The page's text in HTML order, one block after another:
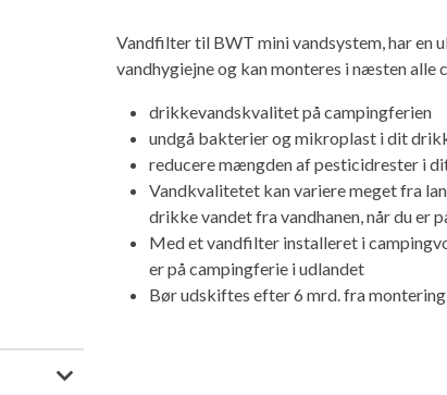
Vandfilter til BWT mini vandsystem, har en
vandhygiejne og kan monteres i næsten alle
drikkevandskvalitet på campingferien
undgå bakterier og mikroplast i dit
reducere mængden af pesticidrester i
Vandkvalitetet kan variere meget fra
drikke vandet fra vandhanen, når du er
Med et vandfilter installeret i
er på campingferie i udlandet
Bør udskiftes efter 6 mrd. fra